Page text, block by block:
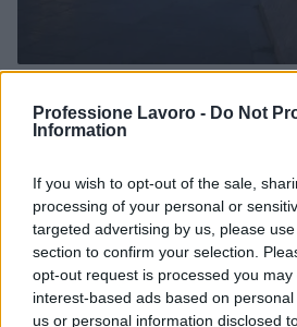
Professione Lavoro - Do Not
Information
If you wish to opt-out of the sale,
processing of your personal or
targeted advertising by us, please
section to confirm your selection.
opt-out request is processed you may
interest-based ads based on
us or personal information disclosed
e riflessioni
Andrea Innocenti · 9 Ago 2026
BREAKING NEWS